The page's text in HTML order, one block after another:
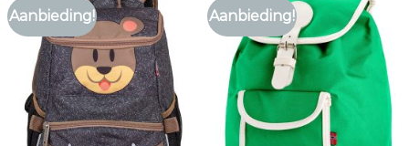
Aanbieding! Aanbieding!